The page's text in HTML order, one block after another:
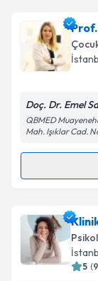
Klinik
talebi
için bir
Metni
Doç. Dr. Emel
QBMED
Mah. Işıklar Cad.
Prof. Dr.
talebi
için bir
5 (9